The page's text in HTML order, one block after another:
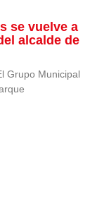
se vuelve a
alcalde de
Grupo Municipal